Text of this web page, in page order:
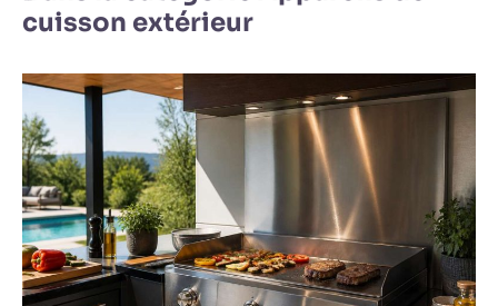
cuisson extérieur